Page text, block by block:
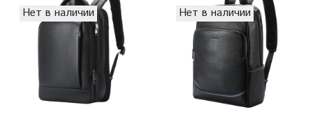
Нет в наличии
Нет в наличии